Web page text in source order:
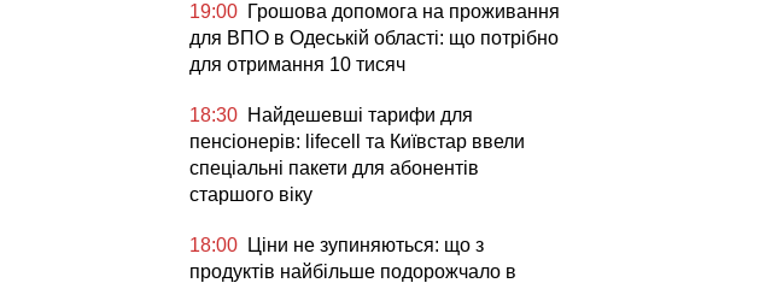
19:00 Грошова допомога на проживання
для ВПО в Одеській області: що потрібно
для отримання 10 тисяч
18:30 Найдешевші тарифи для
пенсіонерів: lifecell та Київстар ввели
спеціальні пакети для абонентів
старшого віку
18:00
Ціни не зупиняються: що з
продуктів найбільше подорожчало в